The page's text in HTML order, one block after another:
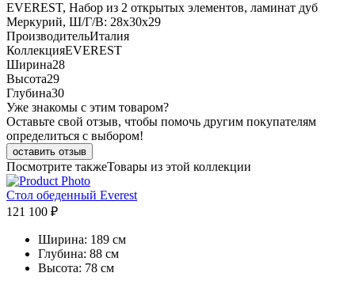
EVEREST, Набор из 2 открытых элементов, ламинат дуб
Меркурий, Ш/Г/В: 28х30х29
ПроизводительИталия
КоллекцияEVEREST
Ширина28
Высота29
Глубина30
Уже знакомы с этим товаром?
Оставьте свой отзыв, чтобы помочь другим покупателям
определиться с выбором!
оставить отзыв
Посмотрите такжеТовары из этой коллекции
Стол обеденный Everest
121 100 ₽
Ширина: 189 см
Глубина: 88 см
Высота: 78 см